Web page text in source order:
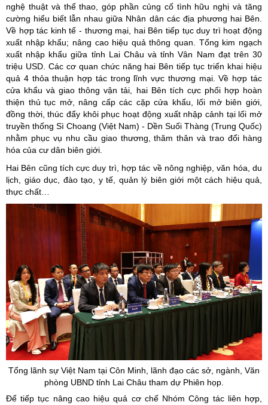
nghệ thuật và thể thao, góp phần củng cố tình hữu nghị và tăng
cường hiểu biết lẫn nhau giữa Nhân dân các địa phương hai Bên.
Về hợp tác kinh tế - thương mại, hai Bên tiếp tục duy trì hoạt động
xuất nhập khẩu; nâng cao hiệu quả thông quan. Tổng kim ngạch
xuất nhập khẩu giữa tỉnh Lai Châu và tỉnh Vân Nam đạt trên 30
triệu USD. Các cơ quan chức năng hai Bên tiếp tục triển khai hiệu
quả 4 thỏa thuận hợp tác trong lĩnh vực thương mại. Về hợp tác
cửa khẩu và giao thông vận tải, hai Bên tích cực phối hợp hoàn
thiện thủ tục mở, nâng cấp các cặp cửa khẩu, lối mở biên giới,
đồng thời, thúc đẩy khôi phục hoạt động xuất nhập cảnh tại lối mở
truyền thống Sì Choang (Việt Nam) - Dền Suối Thàng (Trung Quốc)
nhằm phục vụ nhu cầu giao thương, thăm thân và trao đổi hàng
hóa của cư dân biên giới.
Hai Bên cũng tích cực duy trì, hợp tác về nông nghiệp, văn hóa, du
lịch, giáo dục, đào tạo, y tế, quản lý biên giới một cách hiệu quả,
thực chất…
Tổng lãnh sự Việt Nam tại Côn Minh, lãnh đạo các sở, ngành, Văn
phòng UBND tỉnh Lai Châu tham dự Phiên họp.
Để tiếp tục nâng cao hiệu quả cơ chế Nhóm Công tác liên hợp,